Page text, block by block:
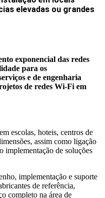
elevadas ou grandes
exponencial das redes
para os
e de engenharia
de redes Wi-Fi em
escolas, hoteis, centros de
assim como ligação
implementação de soluções
implementação e suporte
de referência,
completo na área de